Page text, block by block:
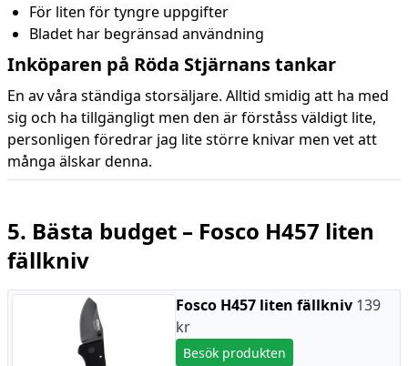
För liten för tyngre uppgifter
Bladet har begränsad användning
Inköparen på Röda Stjärnans tankar
En av våra ständiga storsäljare. Alltid smidig att ha med
sig och ha tillgängligt men den är förståss väldigt lite,
personligen föredrar jag lite större knivar men vet att
många älskar denna.
5. Bästa budget – Fosco H457 liten
fällkniv
Fosco H457 liten fällkniv 139
kr
Besök produkten